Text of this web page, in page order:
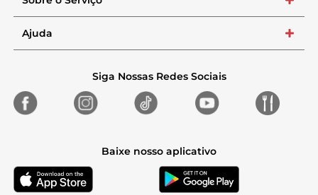
Ajuda +
Siga Nossas Redes Sociais
Baixe nosso aplicativo